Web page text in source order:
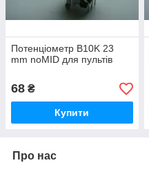
Потенціометр B10K 23
mm noMID для пультів
68 ₴
Купити
Про нас